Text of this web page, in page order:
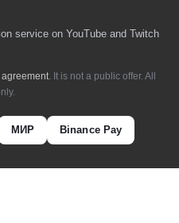
service on YouTube and Twitch
agreement . It is not a public offer. All
МИР Binance Pay